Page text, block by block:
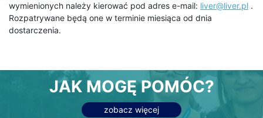
wymienionych należy kierować pod adres e-mail: liver@liver.pl .
Rozpatrywane będą one w terminie miesiąca od dnia
dostarczenia.
JAK MOGĘ POMÓC?
zobacz więcej